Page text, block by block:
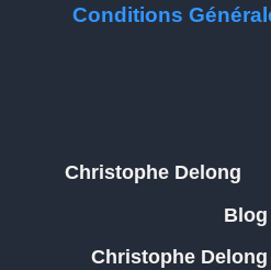
Conditions
Christophe Delong
Blog
Christophe